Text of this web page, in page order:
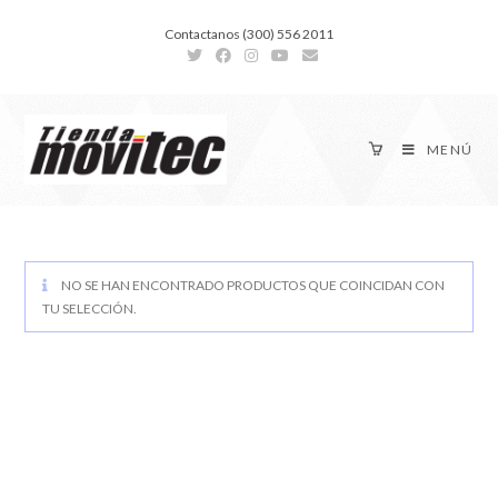
Contactanos (300) 556 2011
MENÚ
NO SE HAN ENCONTRADO PRODUCTOS QUE COINCIDAN CON
TU SELECCIÓN.